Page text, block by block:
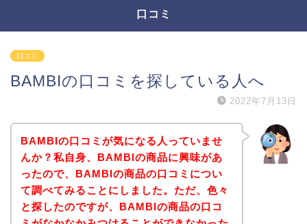
口コミ
口コミ
BAMBIの口コミを探している人へ
2022年7月13日
BAMBIの口コミが気になる人っていませ
んか？私自身、BAMBIの商品に興味があ
ったので、BAMBIの商品の口コミについ
て調べてみることにしました。ただ、色々
と探したのですが、BAMBIの商品の口コ